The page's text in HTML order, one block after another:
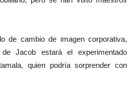
de cambio de imagen corporativa,
Jacob estará el experimentado
quien podría sorprender con